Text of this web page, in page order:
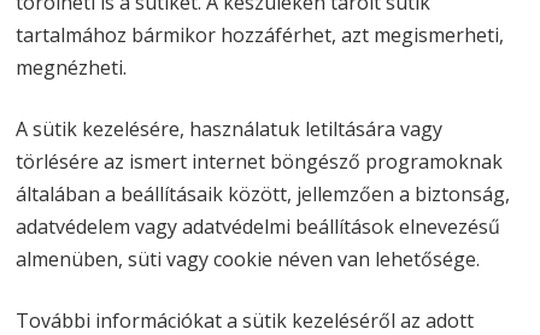
tartalmához bármikor hozzáférhet, azt megismerheti,
megnézheti.
A sütik kezelésére, használatuk letiltására vagy
törlésére az ismert internet böngésző programoknak
általában a beállításaik között, jellemzően a biztonság,
adatvédelem vagy adatvédelmi beállítások elnevezésű
almenüben, süti vagy cookie néven van lehetősége.
További információkat a sütik kezeléséről az adott